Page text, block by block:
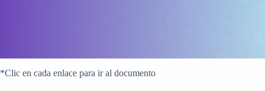
*Clic en cada enlace para ir al documento